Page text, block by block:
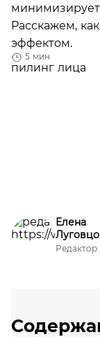
5 мин
Расскажем,
эффектом.
Елена
Редактор